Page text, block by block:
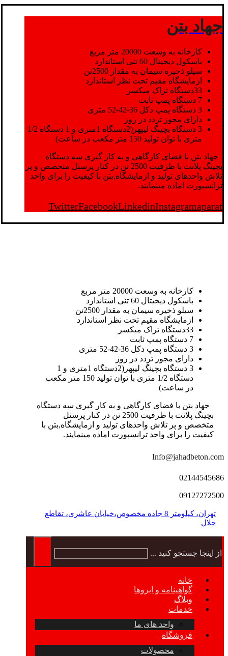
جهاد بتن
کارخانه به وسعت 20000 متر مربع
باسکول دیجیتال 60 تنی استاندارد
سیلو ذخیره سیمان به مقدار 2500تن
ازمایشگاه مقیم تحت نظر استاندارد
33دستگاه تراک میکسر
7 دستگاه پمپ ثابت
3 دستگاه پمپ دکل 36-42-52 متری
دارای مجوز تردد در روز
3 دستگاه بچینگ لیپهر(2دستگاه 1متری و 1 دستگاه 1/2
متری با توان تولید 150 متر مکعب در ساعت)
جهاد بتن با فضای کارگاهی و به کار گیری سه دستگاه
بچینگ پلانت با ظرفیت 2500 تن در کنار پرسنل متخصص و پر
تلاش واحدهای تولید و ازمایشگاه,بتن با کیفیت را برای واحد
ترانسپورت اماده مینمایند.
TwitterFacebookLinkedinInstagramaparat
کارخانه به وسعت 20000 متر مربع
باسکول دیجیتال 60 تنی استاندارد
سیلو ذخیره سیمان به مقدار 2500تن
ازمایشگاه مقیم تحت نظر استاندارد
33دستگاه تراک میکسر
7 دستگاه پمپ ثابت
3 دستگاه پمپ دکل 36-42-52 متری
دارای مجوز تردد در روز
3 دستگاه بچینگ لیپهر(2دستگاه 1متری و 1
دستگاه 1/2 متری با توان تولید 150 متر مکعب
در ساعت)
جهاد بتن با فضای کارگاهی و به کار گیری سه دستگاه
بچینگ پلانت با ظرفیت 2500 تن در کنار پرسنل
متخصص و پر تلاش واحدهای تولید و ازمایشگاه,بتن با
کیفیت را برای واحد ترانسپورت اماده مینمایند.
Info@jahadbeton.com
02144545686
09127272500
تهران، کیلومتر 8 جاده مخصوص،خیابان عاشری، تقاطع
جلال
از اینجا جستجو کنید ...
خانه
گواهینامه و ایزوها
وبلاگ
خدمات
واحد های ما
فروشگاه
محصولات